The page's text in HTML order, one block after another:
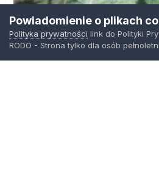
Powiadomienie o plikach
Polityka prywatności link do Polityki
RODO - Strona tylko dla osób